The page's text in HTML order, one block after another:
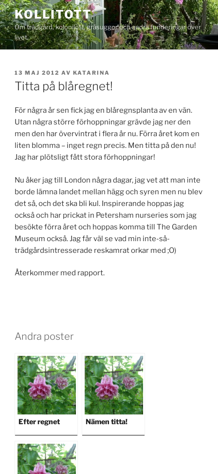
Hoppa
till
innehåll
KOLLITOTT
Om trädgård, kolonilott, gråsuggor och andra funderingar över
livet.
PUBLICERAT
13 MAJ 2012 AV KATARINA
Titta på blåregnet!
För några år sen fick jag en blåregnsplanta av en vän.
Utan några större förhoppningar grävde jag ner den
men den har övervintrat i flera år nu. Förra året kom en
liten blomma – inget regn precis. Men titta på den nu!
Jag har plötsligt fått stora förhoppningar!
Nu åker jag till London några dagar, jag vet att man inte
borde lämna landet mellan hägg och syren men nu blev
det så, och det ska bli kul. Inspirerande hoppas jag
också och har prickat in Petersham nurseries som jag
besökte förra året och hoppas komma till The Garden
Museum också. Jag får väl se vad min inte-så-
trädgårdsintresserade reskamrat orkar med ;O)
Återkommer med rapport.
Andra poster
Efter regnet Nämen titta!